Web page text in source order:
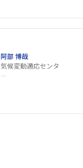
阿部 博哉
気候変動適応センタ
ー